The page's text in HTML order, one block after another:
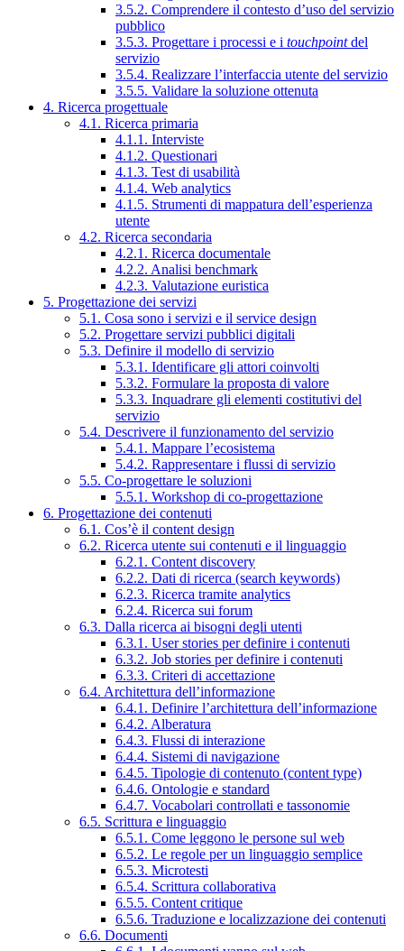
3.5.2. Comprendere il contesto d’uso del servizio
pubblico
3.5.3. Progettare i processi e i touchpointdel
servizio
3.5.4. Realizzare l’interfaccia utente del servizio
3.5.5. Validare la soluzione ottenuta
4. Ricerca progettuale
4.1. Ricerca primaria
4.1.1. Interviste
4.1.2. Questionari
4.1.3. Test di usabilità
4.1.4. Web analytics
4.1.5. Strumenti di mappatura dell’esperienza
utente
4.2. Ricerca secondaria
4.2.1. Ricerca documentale
4.2.2. Analisi benchmark
4.2.3. Valutazione euristica
5. Progettazione dei servizi
5.1. Cosa sono i servizi e il service design
5.2. Progettare servizi pubblici digitali
5.3. Definire il modello di servizio
5.3.1. Identificare gli attori coinvolti
5.3.2. Formulare la proposta di valore
5.3.3. Inquadrare gli elementi costitutivi del
servizio
5.4. Descrivere il funzionamento del servizio
5.4.1. Mappare l’ecosistema
5.4.2. Rappresentare i flussi di servizio
5.5. Co-progettare le soluzioni
5.5.1. Workshop di co-progettazione
6. Progettazione dei contenuti
6.1. Cos’è il content design
6.2. Ricerca utente sui contenuti e il linguaggio
6.2.1. Content discovery
6.2.2. Dati di ricerca (search keywords)
6.2.3. Ricerca tramite analytics
6.2.4. Ricerca sui forum
6.3. Dalla ricerca ai bisogni degli utenti
6.3.1. User stories per definire i contenuti
6.3.2. Job stories per definire i contenuti
6.3.3. Criteri di accettazione
6.4. Architettura dell’informazione
6.4.1. Definire l’architettura dell’informazione
6.4.2. Alberatura
6.4.3. Flussi di interazione
6.4.4. Sistemi di navigazione
6.4.5. Tipologie di contenuto (content type)
6.4.6. Ontologie e standard
6.4.7. Vocabolari controllati e tassonomie
6.5. Scrittura e linguaggio
6.5.1. Come leggono le persone sul web
6.5.2. Le regole per un linguaggio semplice
6.5.3. Microtesti
6.5.4. Scrittura collaborativa
6.5.5. Content critique
6.5.6. Traduzione e localizzazione dei contenuti
6.6. Documenti